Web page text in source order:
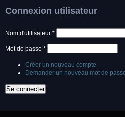
Connexion utilisateur
Nom d'utilisateur *
Mot de passe *
Créer un nouveau compte
Demander un nouveau mot de